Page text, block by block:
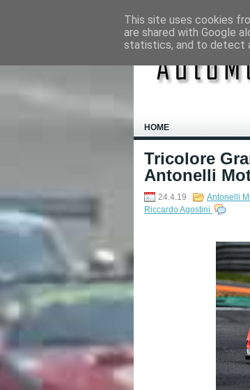
HOME
Tricolore
Antonelli
24.4.19 Antonelli
Riccardo Agostini
This site uses cookies
are shared with Google
statistics, and to detect